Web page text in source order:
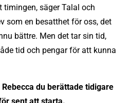
timingen, säger Talal och
som en besatthet för oss, det
bättre. Men det tar sin tid,
tid och pengar för att kunna
du berättade tidigare